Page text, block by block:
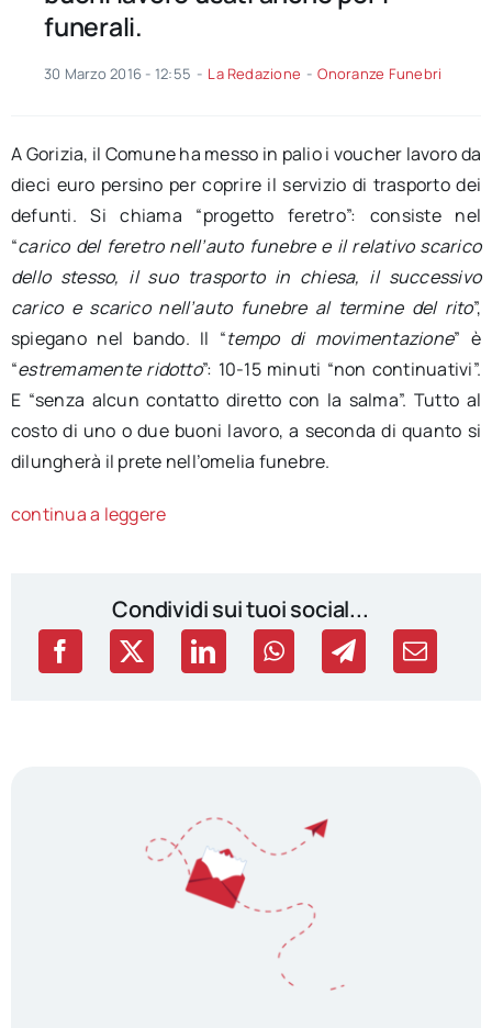
funerali.
30 Marzo 2016 - 12:55 - La Redazione - Onoranze Funebri
A Gorizia, il Comune ha messo in palio i voucher lavoro da
dieci euro persino per coprire il servizio di trasporto dei
defunti. Si chiama “progetto feretro”: consiste nel
“carico del feretro nell’auto funebre e il relativo scarico
dello stesso, il suo trasporto in chiesa, il successivo
carico e scarico nell’auto funebre al termine del rito”,
spiegano nel bando. Il “tempo di movimentazione” è
“estremamente ridotto”: 10-15 minuti “non continuativi”.
E “senza alcun contatto diretto con la salma”. Tutto al
costo di uno o due buoni lavoro, a seconda di quanto si
dilungherà il prete nell’omelia funebre.
continua a leggere
Condividi sui tuoi social...